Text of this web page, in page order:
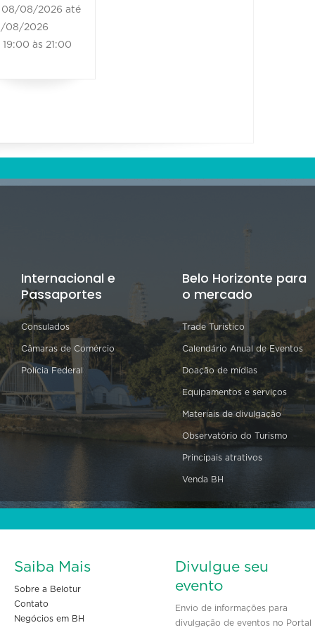
08/08/2026 até
08/2026
às 21:00
Internacional e
Passaportes
Consulados
Câmaras de Comércio
Polícia Federal
Belo Horizonte para
o mercado
Trade Turístico
Calendário Anual de Eventos
Doação de mídias
Equipamentos e serviços
Materiais de divulgação
Observatório do Turismo
Principais atrativos
Venda BH
Saiba Mais
Sobre a Belotur
Contato
Negócios em BH
Divulgue seu
evento
Envio de informações para
divulgação de eventos no Portal